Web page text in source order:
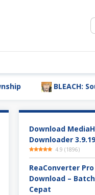
BLEACH: Soul
Download
Downloader
4.9 (1896)
ReaConverter
Download –
Cepat